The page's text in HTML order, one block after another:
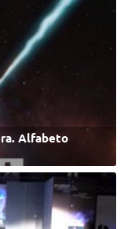
Alfabeto